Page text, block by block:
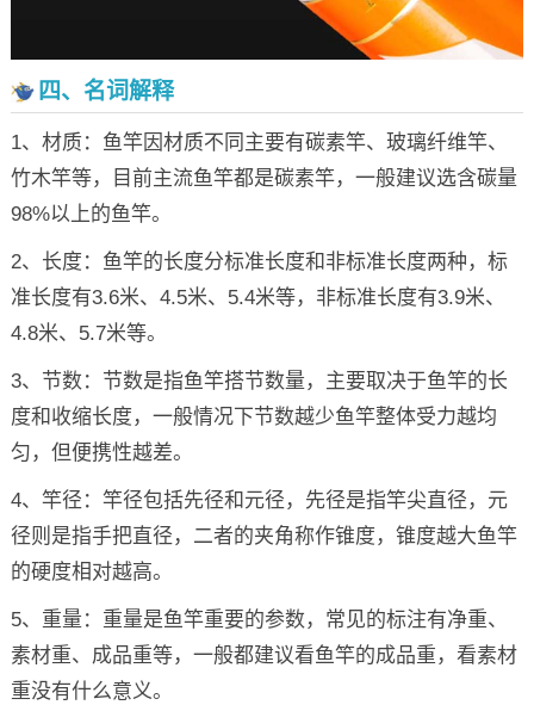
四、名词解释
1、材质：鱼竿因材质不同主要有碳素竿、玻璃纤维竿、
竹木竿等，目前主流鱼竿都是碳素竿，一般建议选含碳量
98%以上的鱼竿。
2、长度：鱼竿的长度分标准长度和非标准长度两种，标
准长度有3.6米、4.5米、5.4米等，非标准长度有3.9米、
4.8米、5.7米等。
3、节数：节数是指鱼竿搭节数量，主要取决于鱼竿的长
度和收缩长度，一般情况下节数越少鱼竿整体受力越均
匀，但便携性越差。
4、竿径：竿径包括先径和元径，先径是指竿尖直径，元
径则是指手把直径，二者的夹角称作锥度，锥度越大鱼竿
的硬度相对越高。
5、重量：重量是鱼竿重要的参数，常见的标注有净重、
素材重、成品重等，一般都建议看鱼竿的成品重，看素材
重没有什么意义。